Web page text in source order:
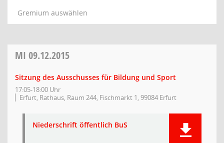
Gremium auswählen
MI 09.12.2015
Sitzung des Ausschusses für Bildung und Sport
17:05-18:00 Uhr
Erfurt, Rathaus, Raum 244, Fischmarkt 1, 99084 Erfurt
Niederschrift öffentlich BuS